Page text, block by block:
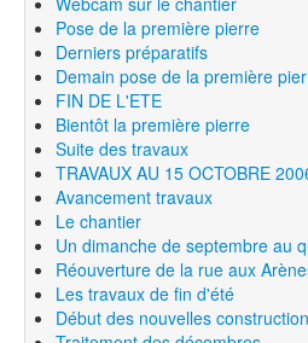
Pose de la première pierre
Derniers préparatifs
Demain pose de la première
FIN DE L'ETE
Bientôt la première pierre
Suite des travaux
TRAVAUX AU 15 OCTOBRE
Avancement travaux
Le chantier
Un dimanche de septembre au
Réouverture de la rue aux
Les travaux de fin d'été
Début des nouvelles